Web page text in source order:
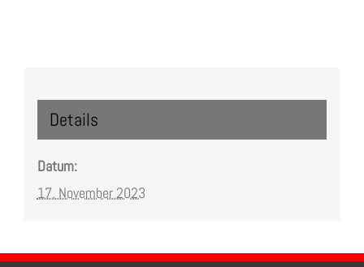
Details
Datum:
17. November 2023